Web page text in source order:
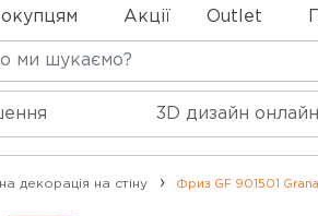
Акції Outlet
3D дизайн онлайн
декорація на стіну Фриз GF 901501